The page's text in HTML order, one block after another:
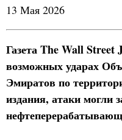
13 Мая 2026
Газета The Wall
возможных ударах
Эмиратов по
издания, атаки могли